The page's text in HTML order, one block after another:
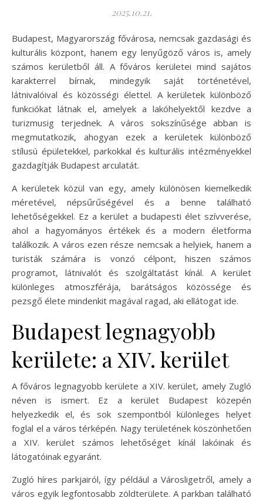
2025.10.21.
Budapest, Magyarország fővárosa, nemcsak gazdasági és
kulturális központ, hanem egy lenyűgöző város is, amely
számos kerületből áll. A főváros kerületei mind sajátos
karakterrel bírnak, mindegyik saját történetével,
látnivalóival és közösségi élettel. A kerületek különböző
funkciókat látnak el, amelyek a lakóhelyektől kezdve a
turizmusig terjednek. A város sokszínűsége abban is
megmutatkozik, ahogyan ezek a kerületek különböző
stílusú épületekkel, parkokkal és kulturális intézményekkel
gazdagítják Budapest arculatát.
A kerületek közül van egy, amely különösen kiemelkedik
méretével, népsűrűségével és a benne található
lehetőségekkel. Ez a kerület a budapesti élet szívverése,
ahol a hagyományos értékek és a modern életforma
találkozik. A város ezen része nemcsak a helyiek, hanem a
turisták számára is vonzó célpont, hiszen számos
programot, látnivalót és szolgáltatást kínál. A kerület
különleges atmoszférája, barátságos közössége és
pezsgő élete mindenkit magával ragad, aki ellátogat ide.
Budapest legnagyobb
kerülete: a XIV. kerület
A főváros legnagyobb kerülete a XIV. kerület, amely Zugló
néven is ismert. Ez a kerület Budapest közepén
helyezkedik el, és sok szempontból különleges helyet
foglal el a város térképén. Nagy területének köszönhetően
a XIV. kerület számos lehetőséget kínál lakóinak és
látogatóinak egyaránt.
Zugló híres parkjairól, így például a Városligetről, amely a
város egyik legfontosabb zöldterülete. A parkban található